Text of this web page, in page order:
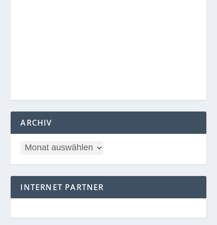
ARCHIV
INTERNET PARTNER